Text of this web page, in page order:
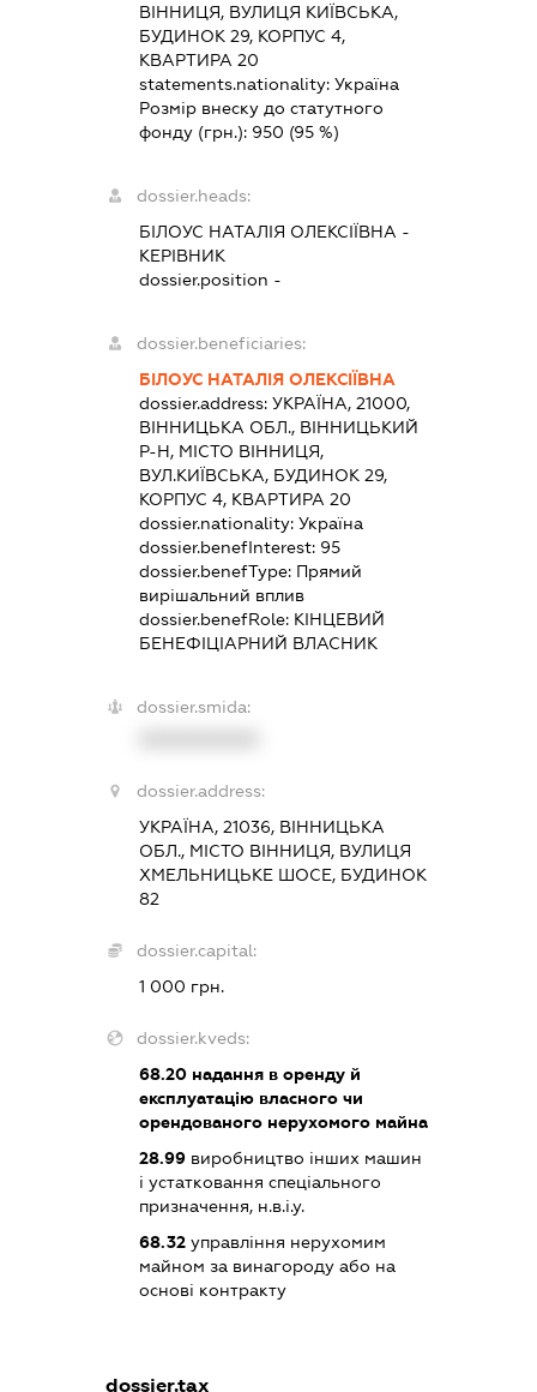
ВІННИЦЯ, ВУЛИЦЯ КИЇВСЬКА,
БУДИНОК 29, КОРПУС 4,
КВАРТИРА 20
statements.nationality:Україна
Розмір внеску до статутного
фонду (грн.): 950 (95 %)
dossier.heads:
БІЛОУС НАТАЛІЯ ОЛЕКСІЇВНА -
КЕРІВНИК
dossier.position -
dossier.beneficiaries:
БІЛОУС НАТАЛІЯ ОЛЕКСІЇВНА
dossier.address:УКРАЇНА, 21000,
ВІННИЦЬКА ОБЛ., ВІННИЦЬКИЙ
Р-Н, МІСТО ВІННИЦЯ,
ВУЛ.КИЇВСЬКА, БУДИНОК 29,
КОРПУС 4, КВАРТИРА 20
dossier.nationality:Україна
dossier.benefInterest: 95
dossier.benefType: Прямий
вирішальний вплив
dossier.benefRole: КІНЦЕВИЙ
БЕНЕФІЦІАРНИЙ ВЛАСНИК
dossier.smida:
dossier.address:
УКРАЇНА, 21036, ВІННИЦЬКА
ОБЛ., МІСТО ВІННИЦЯ, ВУЛИЦЯ
ХМЕЛЬНИЦЬКЕ ШОСЕ, БУДИНОК
82
dossier.capital:
1 000 грн.
dossier.kveds:
68.20 надання в оренду й
експлуатацію власного чи
орендованого нерухомого майна
28.99 виробництво інших машин
і устатковання спеціального
призначення, н.в.і.у.
68.32 управління нерухомим
майном за винагороду або на
основі контракту
dossier.tax